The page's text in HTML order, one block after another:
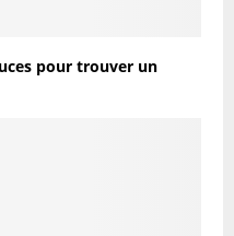
pour trouver un